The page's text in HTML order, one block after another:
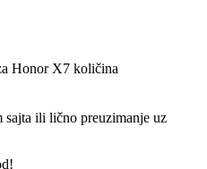
Honor X7 količina
sajta ili lično preuzimanje uz